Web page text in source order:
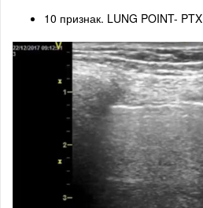
10 признак. LUNG POINT- PTX